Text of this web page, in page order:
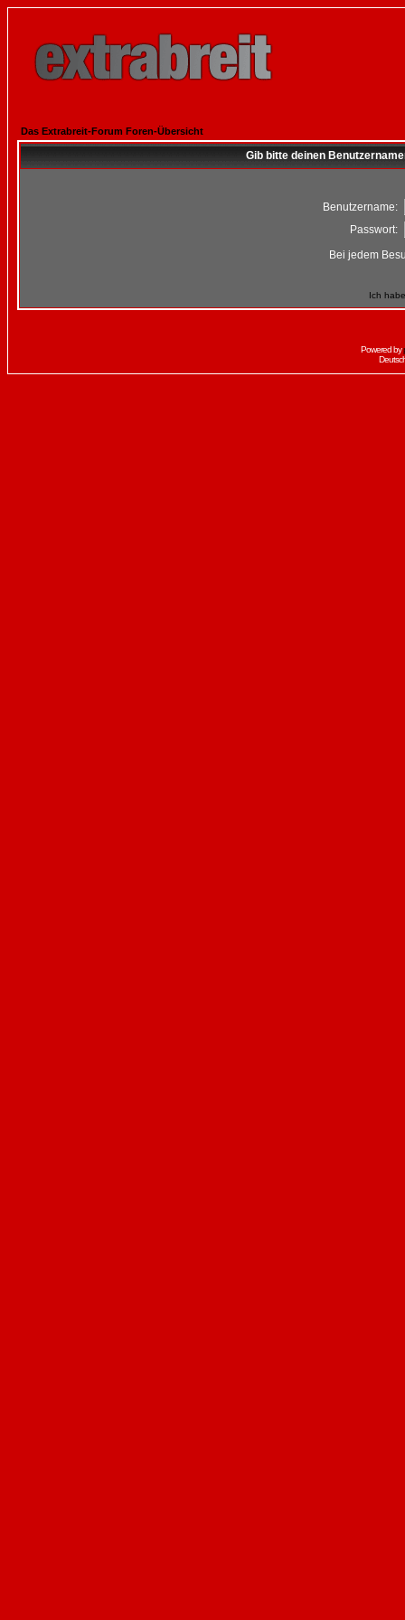
Das Extrabreit-Forum Foren-Übersicht
Gib bitte deinen
Benutzername:
Passwort:
Bei jedem
Ich
Powered by